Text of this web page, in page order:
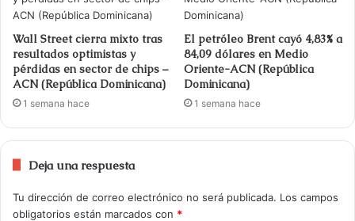
Wall Street cierra mixto tras
resultados optimistas y
pérdidas en sector de chips –
ACN (República Dominicana)
1 semana hace
El petróleo Brent cayó 4,83% a
84,09 dólares en Medio
Oriente-ACN (República
Dominicana)
1 semana hace
Deja una respuesta
Tu dirección de correo electrónico no será publicada. Los campos
obligatorios están marcados con *